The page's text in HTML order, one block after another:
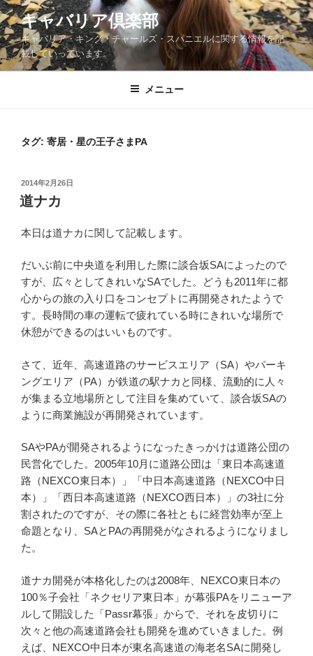
コ
ン
テ
ン
ツ
キャバリア倶楽部
キャバリア・キング・チャールズ・スパニエルに関する情報を記
載していっています。
メニュー
タグ: 寄居・星の王子さまPA
投
稿
日:
2014年2月26日
道ナカ
本日は道ナカに関して記載します。
だいぶ前に中央道を利用した際に談合坂SAによったので
すが、広々としてきれいなSAでした。どうも2011年に都
心からの旅の入り口をコンセプトに再開発されたようで
す。長時間の車の運転で疲れている時にきれいな場所で
休憩ができるのはいいものです。
さて、近年、高速道路のサービスエリア（SA）やパーキ
ングエリア（PA）が鉄道の駅ナカと同様、流動的に人々
が集まる立地場所として注目を集めていて、談合坂SAの
ように商業施設が再開発されています。
SAやPAが開発されるようになったきっかけは道路公団の
民営化でした。2005年10月に道路公団は「東日本高速道
路（NEXCO東日本）」「中日本高速道路（NEXCO中日
本）」「西日本高速道路（NEXCO西日本）」の3社に分
割されたのですが、その際に各社ともに経営効率が至上
命題となり、SAとPAの再開発がなされるようになりまし
た。
道ナカ開発が本格化したのは2008年、NEXCO東日本の
100％子会社「ネクセリア東日本」が幕張PAをリニューア
ルして開設した「Passr幕張」からで、それを皮切りに
次々と他の高速道路会社も開発を進めていきました。例
えば、NEXCO中日本が東名高速道の海老名SAに開発し